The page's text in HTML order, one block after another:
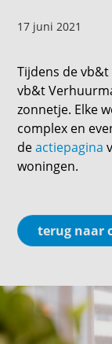
17 juni 2021
Tijdens de
vb&t
zonnetje. Elke
complex en
deactiepagina
woningen.
terug naar